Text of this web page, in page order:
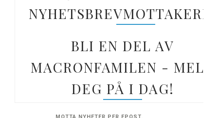
NYHETSBREVMOTTAKERE.
BLI EN DEL AV
MACRONFAMILEN - MELD
DEG PÅ I DAG!
MOTTA NYHETER PER EPOST.